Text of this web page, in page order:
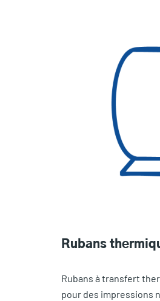
Rubans
Rubans à transfert
pour des impressions